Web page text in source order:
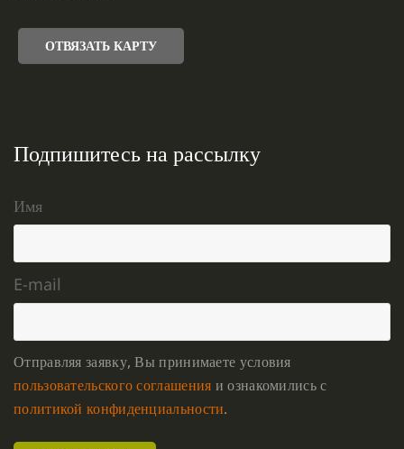
ОТВЯЗАТЬ КАРТУ
Подпишитесь на рассылку
Имя
E-mail
Отправляя заявку, Вы принимаете условия
пользовательского соглашения и ознакомились с
политикой конфиденциальности.